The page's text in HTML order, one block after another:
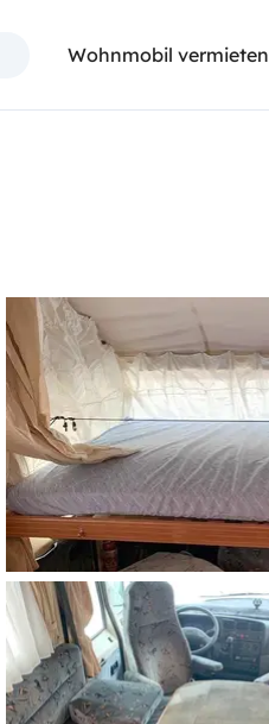
Wohnmobil vermieten